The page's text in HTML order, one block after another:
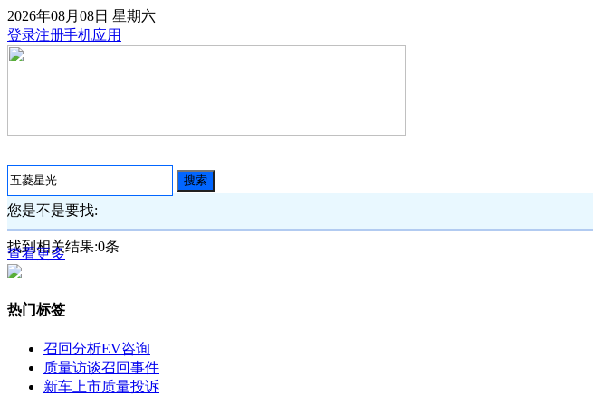
2026年08月08日 星期六
登录注册手机应用
搜索
您是不是要找:
找到相关结果:0条
查看更多
热门标签
召回分析EV咨询
质量访谈召回事件
新车上市质量投诉